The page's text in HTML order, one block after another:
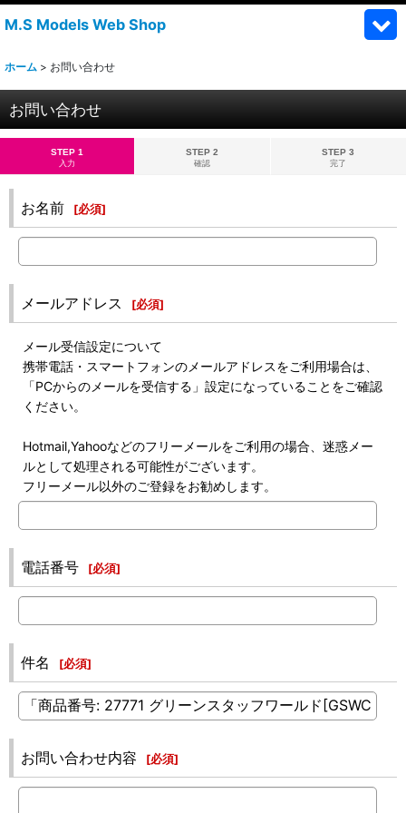
M.S Models Web Shop
ホーム > お問い合わせ
お問い合わせ
STEP 1
入力
STEP 2
確認
STEP 3
完了
お名前 [必須]
メールアドレス [必須]
メール受信設定について
携帯電話・スマートフォンのメールアドレスをご利用場合は、
「PCからのメールを受信する」設定になっていることをご確認
ください。
Hotmail,Yahooなどのフリーメールをご利用の場合、迷惑メー
ルとして処理される可能性がございます。
フリーメール以外のご登録をお勧めします。
電話番号 [必須]
件名 [必須]
お問い合わせ内容 [必須]